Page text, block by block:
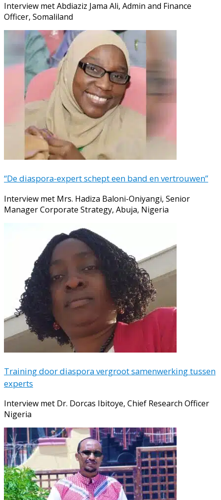
Interview met Abdiaziz Jama Ali, Admin and Finance
Officer, Somaliland
“De diaspora-expert schept een band en vertrouwen”
Interview met Mrs. Hadiza Baloni-Oniyangi, Senior
Manager Corporate Strategy, Abuja, Nigeria
Training door diaspora vergroot samenwerking tussen
experts
Interview met Dr. Dorcas Ibitoye, Chief Research Officer
Nigeria